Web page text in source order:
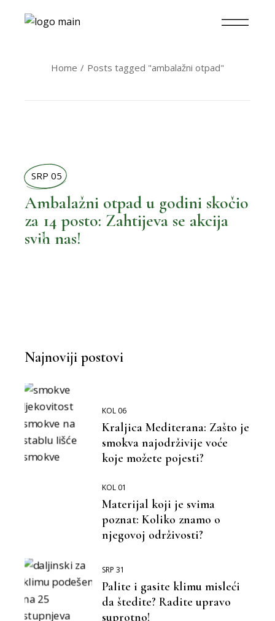
Home Posts tagged "ambalažni otpad"
BOLJI ŽIVOT
,
SRP 05
Ambalažni otpad u godini skočio
za 14 posto: Zahtijeva se akcija
svih nas!
Najnoviji postovi
KOL 06
Kraljica Mediterana: Zašto je
smokva najodrživije voće
koje možete pojesti?
KOL 01
Materijal koji je svima
poznat: Koliko znamo o
njegovoj održivosti?
SRP 31
Palite i gasite klimu misleći
da štedite? Radite upravo
suprotno!